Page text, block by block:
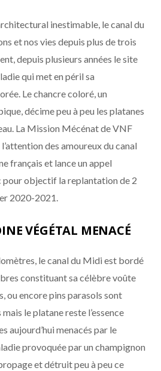
k a
inestimable, le canal du
et nos vies depuis plus de trois
depuis plusieurs années le site
qui met en péril sa
Le chancre coloré, un
décime peu à peu les platanes
La Mission Mécénat de VNF
des amoureux du canal
français et lance un appel
pour objectif la replantation de 2
2020-2021.
VÉGÉTAL MENACÉ
le canal du Midi est bordé
constituant sa célèbre voûte
ou encore pins parasols sont
le platane reste l’essence
aujourd’hui menacés par le
provoquée par un champignon
et détruit peu à peu ce